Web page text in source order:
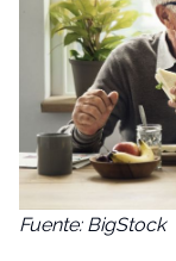
Fuente: BigStock